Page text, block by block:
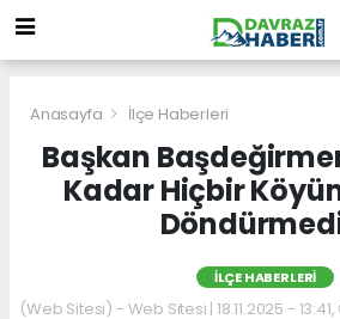
Anasayfa İlçe Haberleri
Başkan
Kadar Hiçbir
İLÇE HABERLERI
(Web Sitesi) - Web Sitesi | 18.11.2025 -